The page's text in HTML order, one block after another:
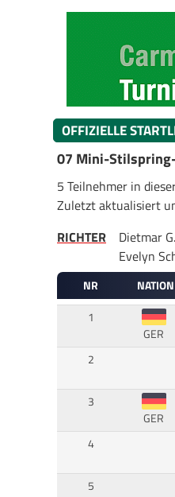
OFFIZIELLE
07 Mini-
5 Teilnehmer in
Zuletzt aktualisiert
RICHTER
Dietmar
Evelyn
NR NATION
1
GER
2
3
GER
4
5